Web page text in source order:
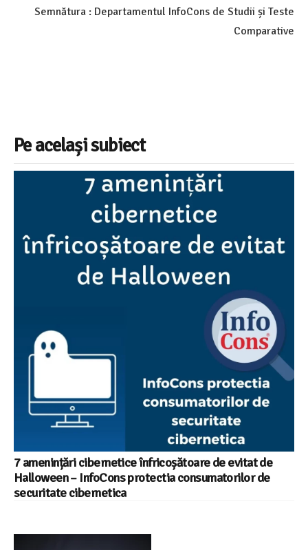
Semnătura : Departamentul InfoCons de Studii și Teste
Comparative
Pe același subiect
7 amenințări cibernetice înfricoșătoare de evitat de
Halloween – InfoCons protectia consumatorilor de
securitate cibernetica